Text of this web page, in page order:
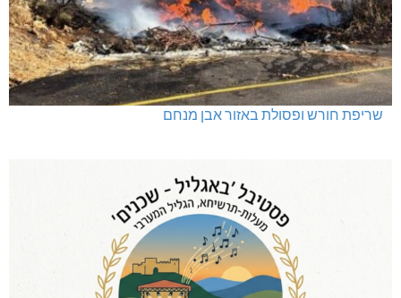
שריפת חורש ופסולת באזור אבן מנחם